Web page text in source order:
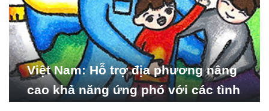
Việt Nam: Hỗ trợ địa phương nâng
cao khả năng ứng phó với các tình